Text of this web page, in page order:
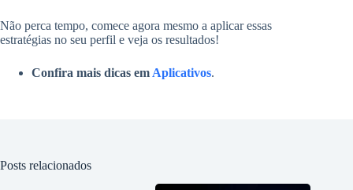
Não perca tempo, comece agora mesmo a aplicar essas
estratégias no seu perfil e veja os resultados!
Confira mais dicas em Aplicativos.
Posts relacionados